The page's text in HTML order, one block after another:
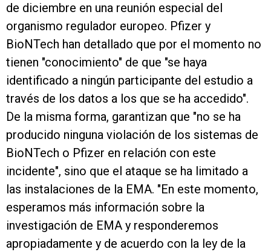
de diciembre en una reunión especial del
organismo regulador europeo. Pfizer y
BioNTech han detallado que por el momento no
tienen "conocimiento" de que "se haya
identificado a ningún participante del estudio a
través de los datos a los que se ha accedido".
De la misma forma, garantizan que "no se ha
producido ninguna violación de los sistemas de
BioNTech o Pfizer en relación con este
incidente", sino que el ataque se ha limitado a
las instalaciones de la EMA. "En este momento,
esperamos más información sobre la
investigación de EMA y responderemos
apropiadamente y de acuerdo con la ley de la